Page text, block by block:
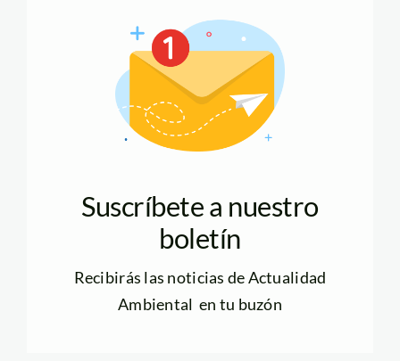
Suscríbete a nuestro
boletín
Recibirás las noticias de Actualidad
Ambiental en tu buzón